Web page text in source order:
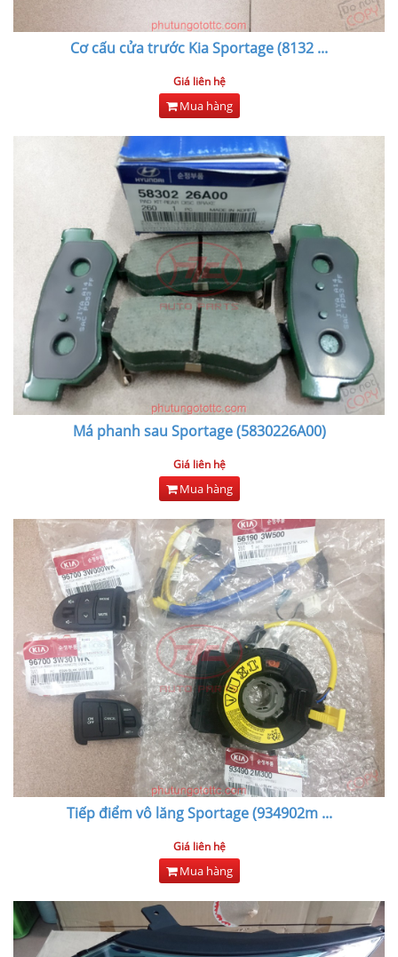
Cơ cấu cửa trước Kia Sportage (8132 ...
Giá liên hệ
Mua hàng
Má phanh sau Sportage (5830226A00)
Giá liên hệ
Mua hàng
Tiếp điểm vô lăng Sportage (934902m...
Giá liên hệ
Mua hàng